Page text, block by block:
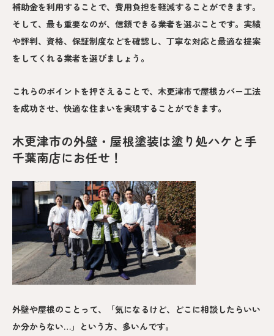
補助金を利用することで、費用負担を軽減することができます。
そして、最も重要なのが、信頼できる業者を選ぶことです。実績
や評判、資格、保証制度などを確認し、丁寧な対応と最適な提案
をしてくれる業者を選びましょう。
これらのポイントを押さえることで、木更津市で屋根カバー工法
を成功させ、快適な住まいを実現することができます。
木更津市の外壁・屋根塗装は塗り処ハケと手
千葉南店にお任せ！
外壁や屋根のことって、「気になるけど、どこに相談したらいい
か分からない…」という方、多いんです。